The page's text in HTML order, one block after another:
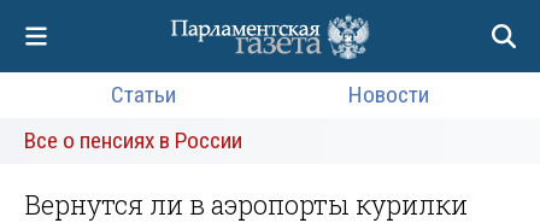
Статьи
Новости
Все о пенсиях в России
Вернутся ли в аэропорты курилки